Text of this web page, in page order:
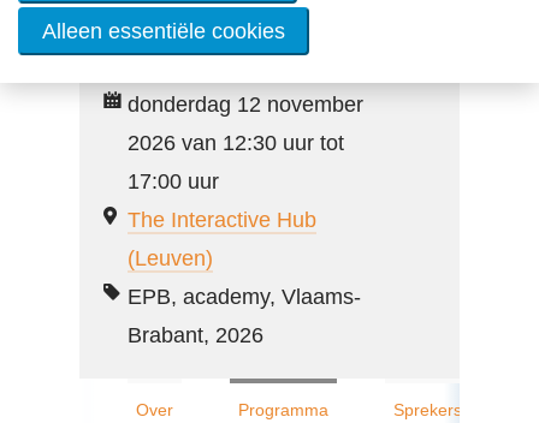
isoleren (VEKA 3u00 EPB en
EPC type A-vorming)
donderdag 12 november
2026 van 12:30 uur tot
17:00 uur
The Interactive Hub
(Leuven)
EPB, academy, Vlaams-
Brabant, 2026
Over Programma Sprekers
Alleen essentiële cookies